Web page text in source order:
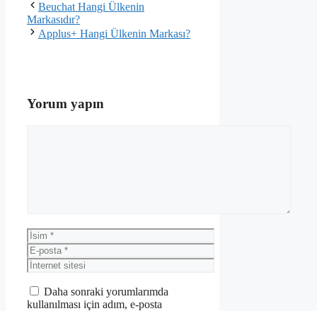
Beuchat Hangi Ülkenin
Markasıdır?
Applus+ Hangi Ülkenin Markası?
Yorum yapın
İsim
E-
posta
İnternet
sitesi
Daha sonraki yorumlarımda
kullanılması için adım, e-posta